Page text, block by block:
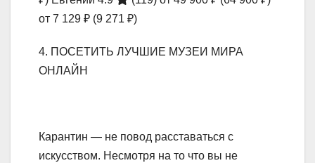
от 7 129 ₽ (9 271 ₽)
4. ПОСЕТИТЬ ЛУЧШИЕ МУЗЕИ МИРА
ОНЛАЙН
Карантин — не повод расставаться с
искусством. Несмотря на то что вы не